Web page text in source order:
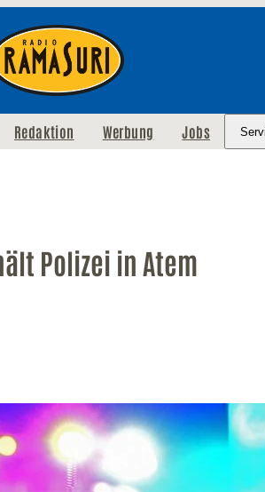
Redaktion Werbung Jobs
Polizei in Atem